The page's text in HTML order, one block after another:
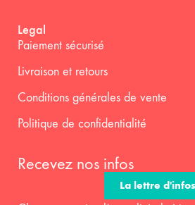
Legal
Paiement sécurisé
Livraison et retours
Conditions générales de vente
Politique de confidentialité
Recevez nos infos
La lettre d'infos